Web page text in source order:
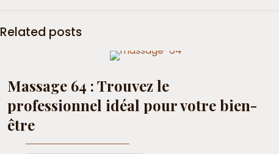
Related posts
Massage 64 : Trouvez le
professionnel idéal pour votre bien-
être